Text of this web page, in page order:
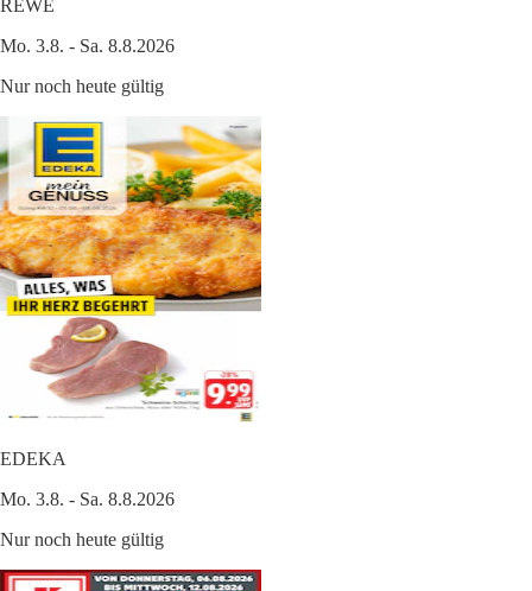
REWE
Mo. 3.8. - Sa. 8.8.2026
Nur noch heute gültig
EDEKA
Mo. 3.8. - Sa. 8.8.2026
Nur noch heute gültig